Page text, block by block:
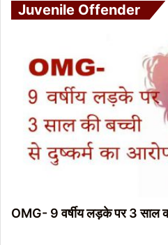
Juvenile Offender
OMG- 9 वर्षीय लड़के पर 3 साल